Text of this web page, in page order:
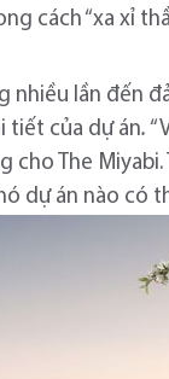
cách “xa xỉ
lần đến
tiết của dự án.
The
dự án nào có